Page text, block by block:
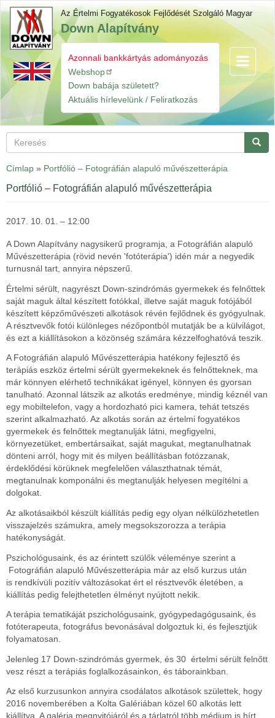
Ugrás
tartalomra
Az Értelmi Fogyatékosok Fejlődését Szolgáló Magyar
Down Alapítvány
Gyorslinkek
Azonnali bankkártyás adományozás
Webshop
Down babája született?
Aktuális hírlevelünk / Feliratkozás
Navigáció
Keresés
Címlap » Portfólió – Fotográfián alapuló művészetterápia
Portfólió – Fotográfián alapuló művészetterápia
2017. 10. 01. – 12:00
A Down Alapítvány nagysikerű programja, a Fotográfián alapuló
Művészetterápia (rövid nevén 'fotóterápia') idén már a negyedik
turnusnál tart, annyira népszerű.
Értelmi sérült, nagyrészt Down-szindrómás gyermekek és felnőttek
saját maguk által készített fotókkal, illetve saját maguk fotójából
készített képzőművészeti alkotások révén fejlődnek és gyógyulnak.
A résztvevők fotói különleges nézőpontból mutatják be a külvilágot,
és ezt a kiállításokon a közönség számára kézzelfoghatóvá teszik.
A Fotográfián alapuló Művészetterápia hatékony fejlesztő és
terápiás eszköz értelmi sérült gyermekeknek és felnőtteknek, ma
már könnyen elérhető technikákat igényel, könnyen és gyorsan
tanulható. Azonnal látszik az alkotás eredménye, mindig kéznél van
egy mobiltelefon, vagy a hordozható pici kamera, tehát tetszés
szerint alkalmazható. Az alkotás során az értelmi fogyatékos
gyermekek és felnőttek megtanulják látni, megfigyelni,
környezetüket, embertársaikat, saját magukat, megtanulhatnak
dönteni arról, hogy mit és milyen beállításban fotózzanak,
érdeklődési körüknek megfelelően választhatnak témát,
megtanulnak komponálni és megtanulják helyesen megítélni a
dolgokat.
Az alkotásaikból készült kiállítás pedig egy olyan nélkülözhetetlen
visszajelzés számukra, amely megsokszorozza a terápia
hatékonyságát.
Pszichológusaink, és az érintett szülők véleménye szerint a
Fotográfián alapuló Művészetterápia már az első kurzus után
is rendkívüli pozitív változásokat ért el résztvevők életében, a
kiállítás pedig felejthetetlen élményt nyújtott nekik.
A terápia tematikáját pszichológusaink, gyógypedagógusaink, és
fotóterapeuta, fotográfus bevonásával dolgoztuk ki, és fejlesztjük
folyamatosan.
Jelenleg 17 Down-szindrómás gyermek, és 30 értelmi sérült felnőtt
vesz részt a terápiás foglalkozásainkon, és táborainkban.
Az első kurzusunkon annyira csodálatos alkotások születtek, hogy
2016 novemberében a Kolta Galériában közel 60 alkotás lett
kiállítva. A galéria megnyitójáról és a tárlatról több médium is hírt